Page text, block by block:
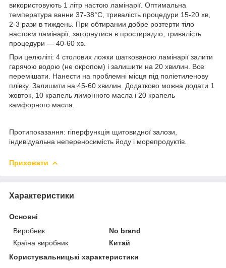
використовують 1 літр настою ламінарії. Оптимальна
температура ванни 37-38°С, тривалість процедури 15-20 хв,
2-3 рази в тиждень. При обтирании добре розтерти тіло
настоєм ламінарії, загорнутися в простирадло, тривалість
процедури ― 40-60 хв.
При целюліті: 4 столових ложки шаткованою ламінарії залити
гарячою водою (не окропом) і залишити на 20 хвилин. Все
перемішати. Нанести на проблемні місця під поліетиленову
плівку. Залишити на 45-60 хвилин. Додатково можна додати 1
жовток, 10 крапель лимонного масла і 20 крапель
камфорного масла.
Протипоказання: гіперфункція щитовидної залози,
індивідуальна непереносимість йоду і морепродуктів.
Приховати
Характеристики
Основні
Виробник
No brand
Країна виробник
Китай
Користувальницькі характеристики